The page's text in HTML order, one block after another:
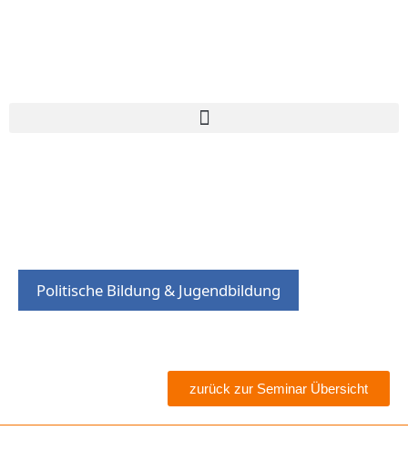
Politische Bildung & Jugendbildung
zurück zur Seminar Übersicht